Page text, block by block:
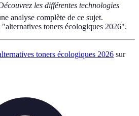
les différentes technologies
analyse complète de ce sujet.
toners écologiques 2026".
toners écologiques 2026 sur